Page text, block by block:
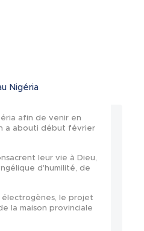
Nigéria
afin de venir en
a abouti début février
leur vie à Dieu,
d'humilité, de
le projet
la maison provinciale